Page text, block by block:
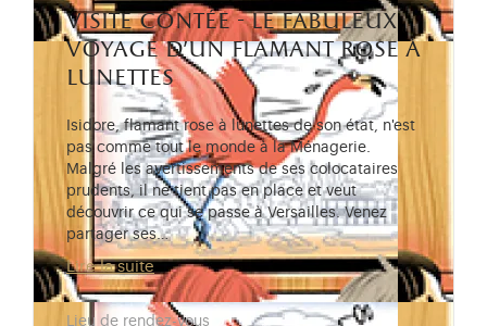
visite contée - le fabuleux
voyage d’un flamant rose à
lunettes
Isidore, flamant rose à lunettes de son état, n'est
pas comme tout le monde à la Ménagerie.
Malgré les avertissements de ses colocataires
prudents, il ne tient pas en place et veut
découvrir ce qui se passe à Versailles. Venez
partager ses…
Lire la suite
Lieu de rendez-vous